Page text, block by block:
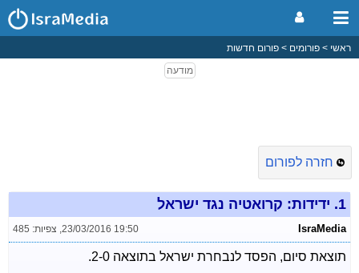
ראשי פורומים פורום חדשות
חזרה לפורום
1. ידידות: קרואטיה נגד ישראל
IsraMedia
23/03/2016 19:50
, צפיות: 485
תוצאת סיום, הפסד לנבחרת ישראל בתוצאה 2-0.